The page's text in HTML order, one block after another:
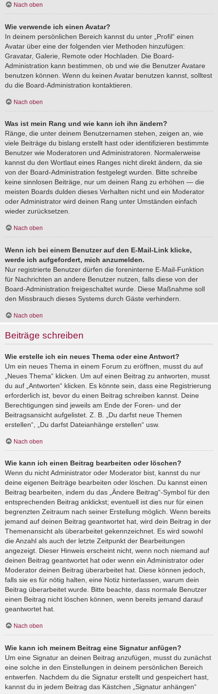
Nach oben
Wie verwende ich einen Avatar?
In deinem persönlichen Bereich kannst du unter „Profil“ einen
Avatar über eine der folgenden vier Methoden hinzufügen:
Gravatar, Galerie, Remote oder Hochladen. Die Board-
Administration kann bestimmen, ob und wie die Benutzer Avatare
benutzen können. Wenn du keinen Avatar benutzen kannst, solltest
du die Board-Administration kontaktieren.
Nach oben
Was ist mein Rang und wie kann ich ihn ändern?
Ränge, die unter deinem Benutzernamen stehen, zeigen an, wie
viele Beiträge du bislang erstellt hast oder identifizieren bestimmte
Benutzer wie Moderatoren und Administratoren. Normalerweise
kannst du den Wortlaut eines Ranges nicht direkt ändern, da sie
von der Board-Administration festgelegt wurden. Bitte schreibe
keine sinnlosen Beiträge, nur um deinen Rang zu erhöhen — die
meisten Boards dulden dieses Verhalten nicht und ein Moderator
oder Administrator wird deinen Rang unter Umständen einfach
wieder zurücksetzen.
Nach oben
Wenn ich bei einem Benutzer auf den E-Mail-Link klicke,
werde ich aufgefordert, mich anzumelden.
Nur registrierte Benutzer dürfen die foreninterne E-Mail-Funktion
für Nachrichten an andere Benutzer nutzen, falls diese von der
Board-Administration freigeschaltet wurde. Diese Maßnahme soll
den Missbrauch dieses Systems durch Gäste verhindern.
Nach oben
Beiträge schreiben
Wie erstelle ich ein neues Thema oder eine Antwort?
Um ein neues Thema in einem Forum zu eröffnen, musst du auf
„Neues Thema“ klicken. Um auf einen Beitrag zu antworten, musst
du auf „Antworten“ klicken. Es könnte sein, dass eine Registrierung
erforderlich ist, bevor du einen Beitrag schreiben kannst. Deine
Berechtigungen sind jeweils am Ende der Foren- und der
Beitragsansicht aufgelistet. Z. B. „Du darfst neue Themen
erstellen“, „Du darfst Dateianhänge erstellen“ usw.
Nach oben
Wie kann ich einen Beitrag bearbeiten oder löschen?
Wenn du nicht Administrator oder Moderator bist, kannst du nur
deine eigenen Beiträge bearbeiten oder löschen. Du kannst einen
Beitrag bearbeiten, indem du das „Ändere Beitrag“-Symbol für den
entsprechenden Beitrag anklickst; eventuell ist dies nur für einen
begrenzten Zeitraum nach seiner Erstellung möglich. Wenn bereits
jemand auf deinen Beitrag geantwortet hat, wird dein Beitrag in der
Themenansicht als überarbeitet gekennzeichnet. Es wird sowohl
die Anzahl als auch der letzte Zeitpunkt der Bearbeitungen
angezeigt. Dieser Hinweis erscheint nicht, wenn noch niemand auf
deinen Beitrag geantwortet hat oder wenn ein Administrator oder
Moderator deinen Beitrag überarbeitet hat. Diese können jedoch,
falls sie es für nötig halten, eine Notiz hinterlassen, warum dein
Beitrag überarbeitet wurde. Bitte beachte, dass normale Benutzer
einen Beitrag nicht löschen können, wenn bereits jemand darauf
geantwortet hat.
Nach oben
Wie kann ich meinem Beitrag eine Signatur anfügen?
Um eine Signatur an deinen Beitrag anzufügen, musst du zunächst
eine solche in den Einstellungen in deinem persönlichen Bereich
entwerfen. Nachdem du die Signatur erstellt und gespeichert hast,
kannst du in jedem Beitrag das Kästchen „Signatur anhängen“